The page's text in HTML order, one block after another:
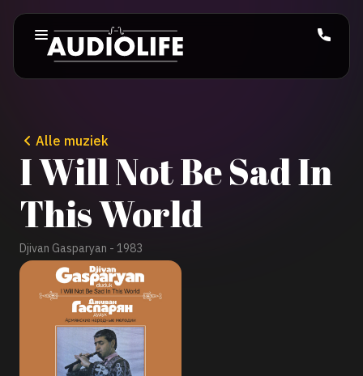
Alle muziek
I Will Not Be Sad In
This World
Djivan Gasparyan - 1983